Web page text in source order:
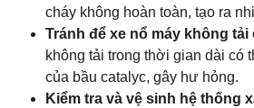
cháy không hoàn toàn, tạo ra
Tránh để xe nổ máy không tải
không tải trong thời gian dài có
của bầu catalyc, gây hư hỏng.
Kiểm tra và vệ sinh hệ thống